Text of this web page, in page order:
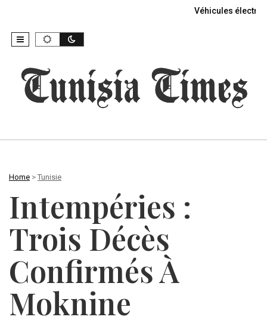
Véhicules
Home > Tunisie
Intempéries :
Trois Décès
Confirmés À
Moknine